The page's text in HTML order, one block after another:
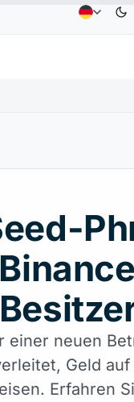
0,3264 $
Kontakt Über
einer neuen
Geld
Erfahren